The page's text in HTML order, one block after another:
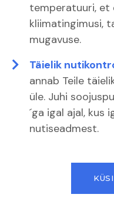
temperatuuri, et
kliimatingimusi,
mugavuse.
Täielik
annab Teile
üle. Juhi
´ga igal ajal, kus
nutiseadmest.